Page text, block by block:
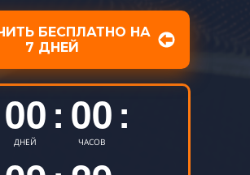
00 :
ДНЕЙ
00
01
:
ЧАСОВ
04
06
07
08
24
25
26
27
БЕСПЛАТНО НА
7 ДНЕЙ